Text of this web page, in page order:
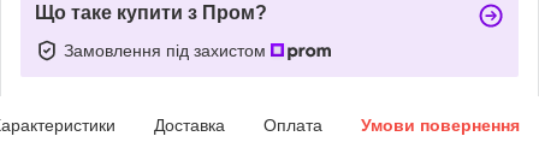
Що таке купити з Пром?
Замовлення під захистом
Доставка Оплата Умови повернення